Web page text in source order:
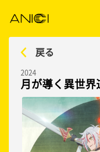
戻る
2024
月が導く異世